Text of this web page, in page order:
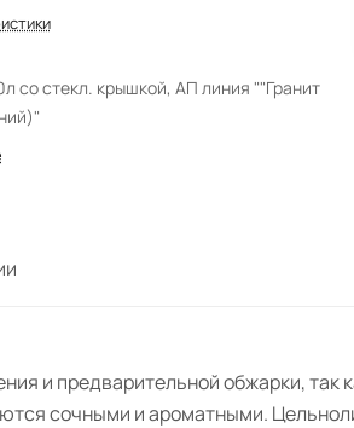
со стекл. крышкой, АП линия ""Гранит
и предварительной обжарки, так
сочными и ароматными.